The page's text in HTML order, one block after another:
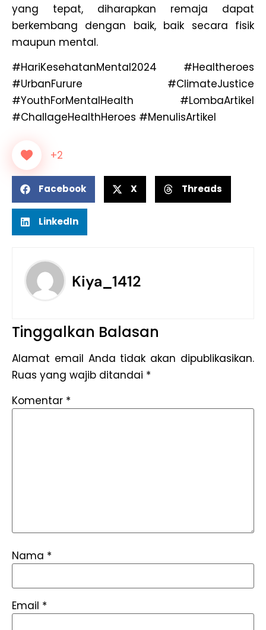
yang tepat, diharapkan remaja dapat
berkembang dengan baik, baik secara fisik
maupun mental.
#HariKesehatanMental2024 #Healtheroes
#UrbanFurure #ClimateJustice
#YouthForMentalHealth #LombaArtikel
#ChallageHealthHeroes #MenulisArtikel
+2
Facebook X Threads
LinkedIn
Kiya_1412
Tinggalkan Balasan
Alamat email Anda tidak akan dipublikasikan.
Ruas yang wajib ditandai *
Komentar *
Nama *
Email *